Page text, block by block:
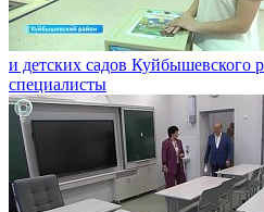
и детских садов Куйбышевского
специалисты